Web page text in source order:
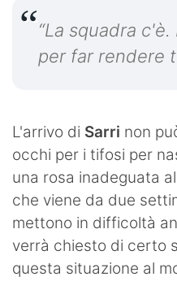
“La squadra
per far rendere
L'arrivo di Sarri non
occhi per i tifosi per
una rosa inadeguata
che viene da due
mettono in difficoltà
verrà chiesto di certo
questa situazione al